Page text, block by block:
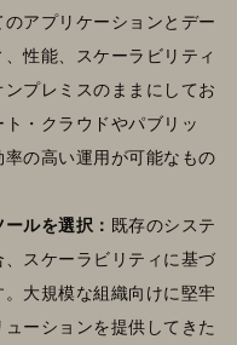
アプリケーションとデー
性能、スケーラビリティ
プレミスのままにしてお
・クラウドやパブリッ
の高い運用が可能なもの
ルを選択： 既存のシステ
スケーラビリティに基づ
大規模な組織向けに堅牢
ーションを提供してきた